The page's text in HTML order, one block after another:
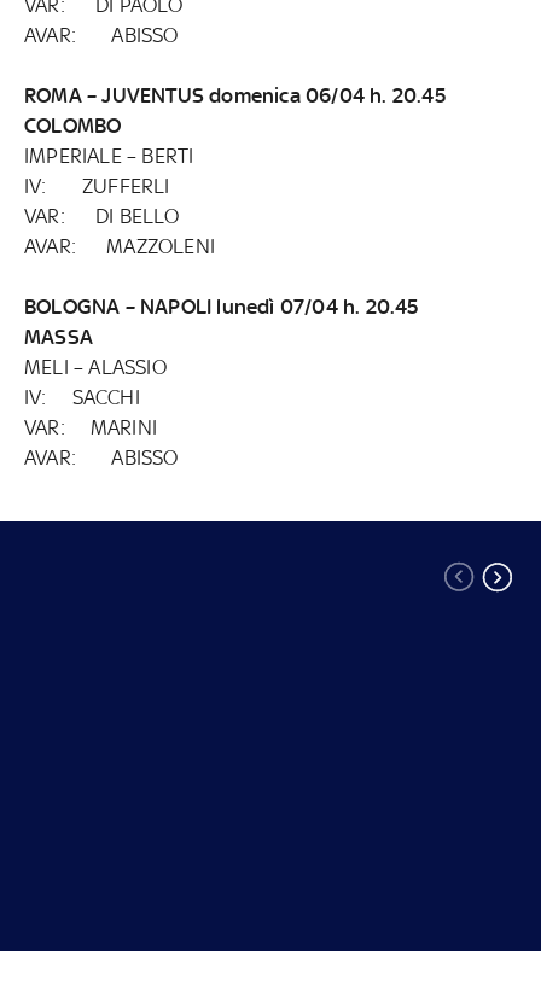
AVAR: ABISSO
ROMA – JUVENTUS domenica 06/04 h. 20.45
COLOMBO
IMPERIALE – BERTI
IV: ZUFFERLI
VAR: DI BELLO
AVAR: MAZZOLENI
BOLOGNA – NAPOLI lunedì 07/04 h. 20.45
MASSA
MELI – ALASSIO
IV: SACCHI
VAR: MARINI
AVAR: ABISSO